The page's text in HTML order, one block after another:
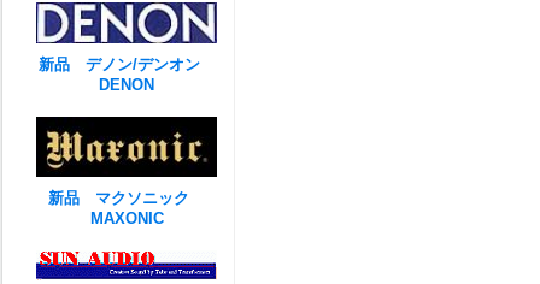
新品 デノン/デンオン
DENON
新品 マクソニック
MAXONIC